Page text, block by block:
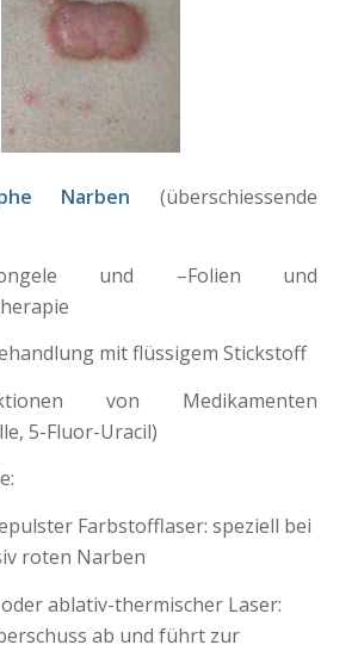
Narben (überschiessende
und –Folien und
mit flüssigem Stickstoff
von Medikamenten
5-Fluor-Uracil)
Farbstofflaser: speziell bei
roten Narben
ablativ-thermischer Laser:
ab und führt zur